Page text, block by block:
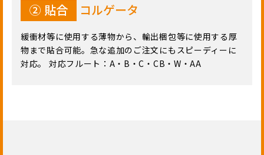
② 貼合 コルゲータ
緩衝材等に使用する薄物から、輸出梱包等に使用する厚
物まで貼合可能。急な追加のご注文にもスピーディーに
対応。 対応フルート：A・B・C・CB・W・AA